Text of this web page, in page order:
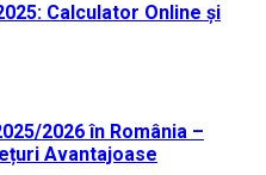
Calculator Online și
2026 în România –
Avantajoase